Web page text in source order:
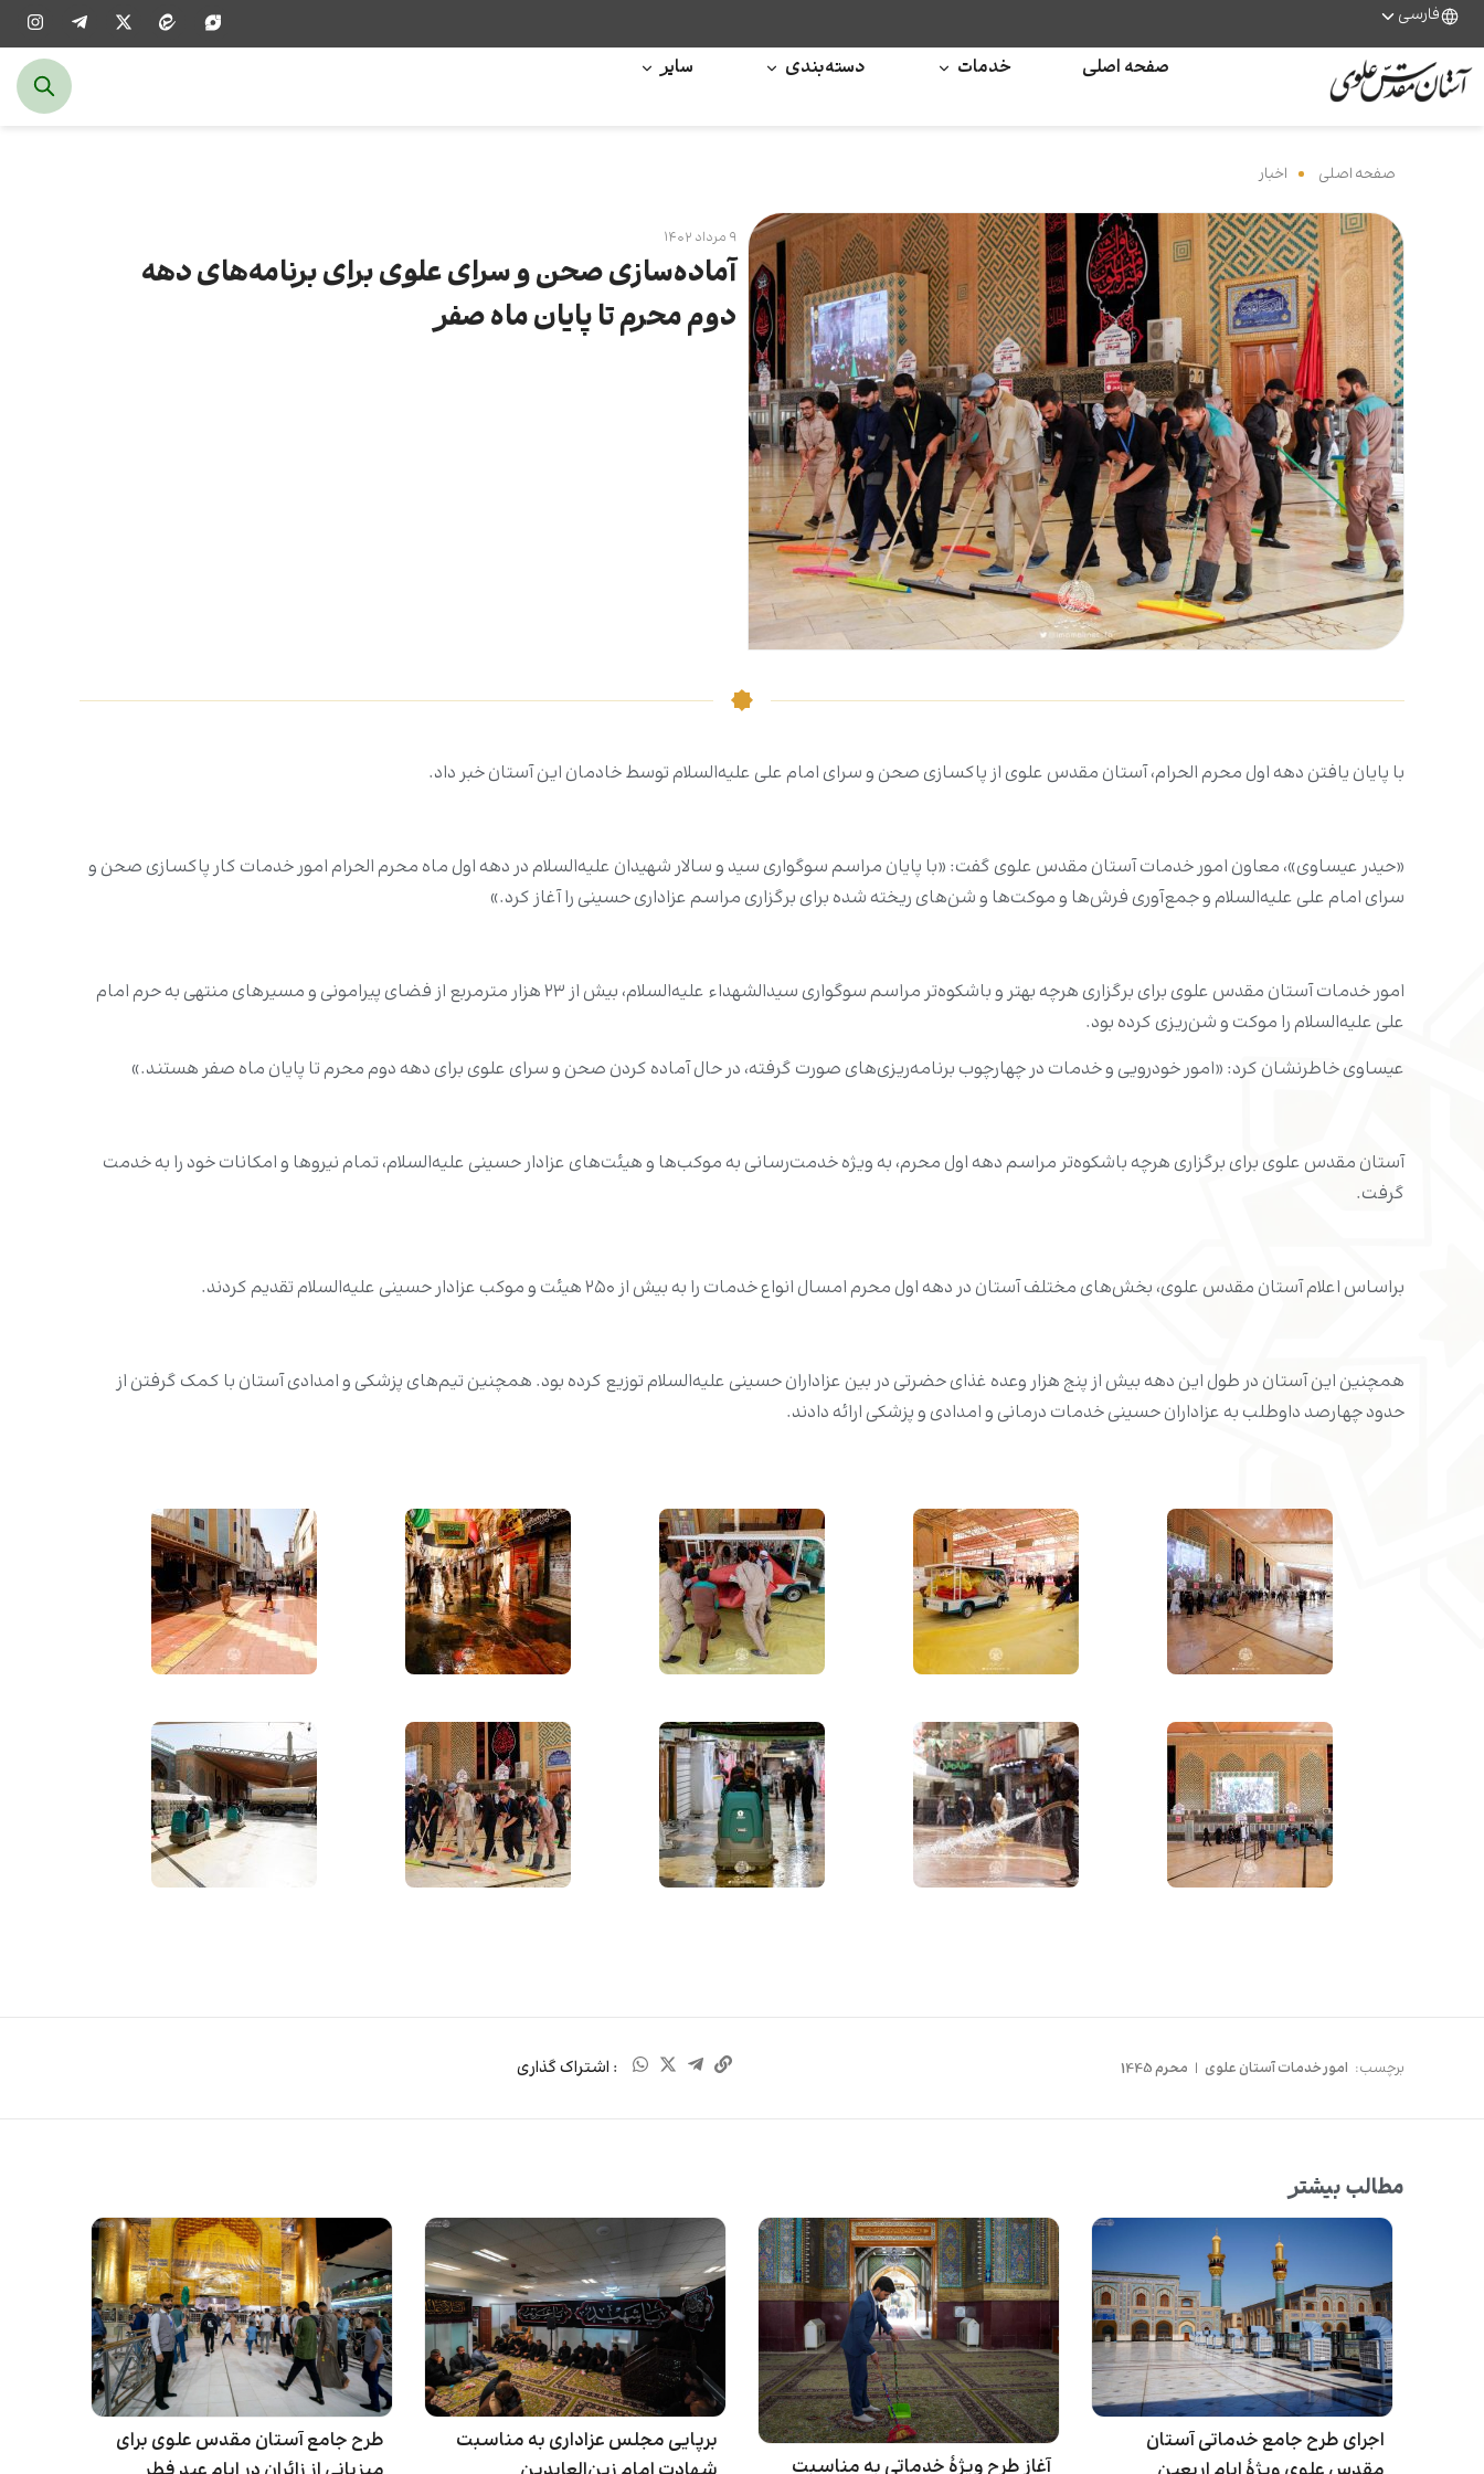
فارسی
صفحه اصلی خدمات دسته‌بندی سایر
صفحه اصلی اخبار
۹ مرداد ۱۴۰۲
آماده‌سازی صحن و سرای علوی برای برنامه‌های دهه
دوم محرم تا پایان ماه صفر
با پایان یافتن دهه اول محرم الحرام، آستان مقدس علوی از پاکسازی صحن و سرای امام علی علیه‌السلام توسط خادمان این آستان خبر داد.
«حیدر عیساوی»، معاون امور خدمات آستان مقدس علوی گفت: «با پایان مراسم سوگواری سید و سالار شهیدان علیه‌السلام در دهه اول ماه محرم الحرام امور خدمات کار پاکسازی صحن و
سرای امام علی علیه‌السلام و جمع‌آوری فرش‌ها و موکت‌ها و شن‌های ریخته شده برای برگزاری مراسم عزاداری حسینی را آغاز کرد.»
امور خدمات آستان مقدس علوی برای برگزاری هرچه بهتر و باشکوه‌تر مراسم سوگواری سیدالشهداء علیه‌السلام، بیش از ۲۳ هزار مترمربع از فضای پیرامونی و مسیرهای منتهی به حرم امام
علی علیه‌السلام را موکت و شن‌ریزی کرده بود.
عیساوی خاطرنشان کرد: «امور خودرویی و خدمات در چهارچوب برنامه‌ریزی‌های صورت گرفته، در حال آماده کردن صحن و سرای علوی برای دهه دوم محرم تا پایان ماه صفر هستند.»
آستان مقدس علوی برای برگزاری هرچه باشکوه‌تر مراسم دهه اول محرم، به ویژه خدمت‌رسانی به موکب‌ها و هیئت‌های عزادار حسینی علیه‌السلام، تمام نیروها و امکانات خود را به خدمت
گرفت.
براساس اعلام آستان مقدس علوی، بخش‌های مختلف آستان در دهه اول محرم امسال انواع خدمات را به بیش از ۲۵۰ هیئت و موکب عزادار حسینی علیه‌السلام تقدیم کردند.
همچنین این آستان در طول این دهه بیش از پنج هزار وعده غذای حضرتی در بین عزاداران حسینی علیه‌السلام توزیع کرده بود. همچنین تیم‌های پزشکی و امدادی آستان با کمک گرفتن از
حدود چهارصد داوطلب به عزاداران حسینی خدمات درمانی و امدادی و پزشکی ارائه دادند.
برچسب: امور خدمات آستان علوی | محرم 1445 : اشتراک گذاری
مطالب بیشتر
اجرای طرح جامع خدماتی آستان
آغاز طرح ویژۀ خدماتی به مناسبت
برپایی مجلس عزاداری به مناسبت
طرح جامع آستان مقدس علوی برای